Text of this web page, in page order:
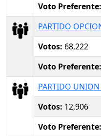
Voto Preferente:
PARTIDO
Votos: 68,222
Voto Preferente:
PARTIDO
Votos: 12,906
Voto Preferente: